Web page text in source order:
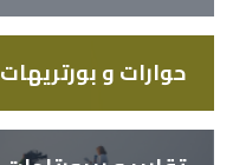
حوارات و بورتريهات